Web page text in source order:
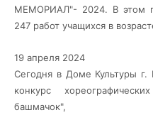
МЕМОРИАЛ"- 2024. В этом
247 работ учащихся в
19 апреля 2024
Сегодня в Доме Культуры
конкурс
башмачок",